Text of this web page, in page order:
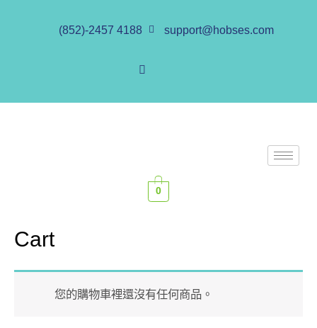
(852)-2457 4188 support@hobses.com
0
Cart
您的購物車裡還沒有任何商品。